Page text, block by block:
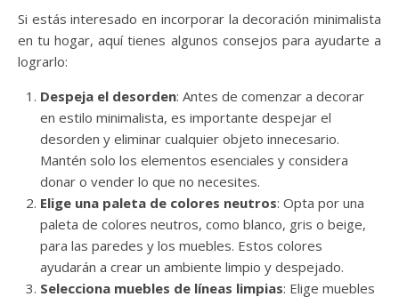
Si estás interesado en incorporar la decoración minimalista
en tu hogar, aquí tienes algunos consejos para ayudarte a
lograrlo:
Despeja el desorden: Antes de comenzar a decorar
en estilo minimalista, es importante despejar el
desorden y eliminar cualquier objeto innecesario.
Mantén solo los elementos esenciales y considera
donar o vender lo que no necesites.
Elige una paleta de colores neutros: Opta por una
paleta de colores neutros, como blanco, gris o beige,
para las paredes y los muebles. Estos colores
ayudarán a crear un ambiente limpio y despejado.
Selecciona muebles de líneas limpias: Elige muebles